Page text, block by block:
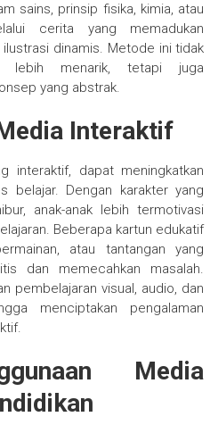
sains, prinsip fisika, kimia, atau
cerita yang memadukan
dinamis. Metode ini tidak
lebih menarik, tetapi juga
yang abstrak.
Interaktif
interaktif, dapat meningkatkan
belajar. Dengan karakter yang
anak-anak lebih termotivasi
Beberapa kartun edukatif
atau tantangan yang
dan memecahkan masalah.
pembelajaran visual, audio, dan
menciptakan pengalaman
Media